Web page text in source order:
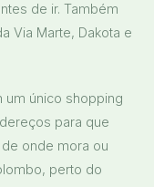
de ir. Também
Via Marte, Dakota e
um único shopping
para que
onde mora ou
perto do